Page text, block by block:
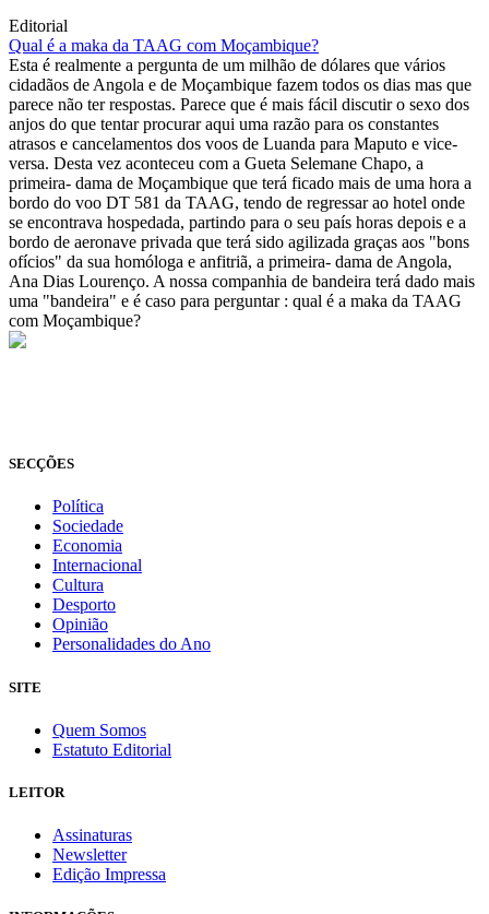
Editorial
Qual é a maka da TAAG com Moçambique?
Esta é realmente a pergunta de um milhão de dólares que vários
cidadãos de Angola e de Moçambique fazem todos os dias mas que
parece não ter respostas. Parece que é mais fácil discutir o sexo dos
anjos do que tentar procurar aqui uma razão para os constantes
atrasos e cancelamentos dos voos de Luanda para Maputo e vice-
versa. Desta vez aconteceu com a Gueta Selemane Chapo, a
primeira- dama de Moçambique que terá ficado mais de uma hora a
bordo do voo DT 581 da TAAG, tendo de regressar ao hotel onde
se encontrava hospedada, partindo para o seu país horas depois e a
bordo de aeronave privada que terá sido agilizada graças aos "bons
ofícios" da sua homóloga e anfitriã, a primeira- dama de Angola,
Ana Dias Lourenço. A nossa companhia de bandeira terá dado mais
uma "bandeira" e é caso para perguntar : qual é a maka da TAAG
com Moçambique?
SECÇÕES
Política
Sociedade
Economia
Internacional
Cultura
Desporto
Opinião
Personalidades do Ano
SITE
Quem Somos
Estatuto Editorial
LEITOR
Assinaturas
Newsletter
Edição Impressa